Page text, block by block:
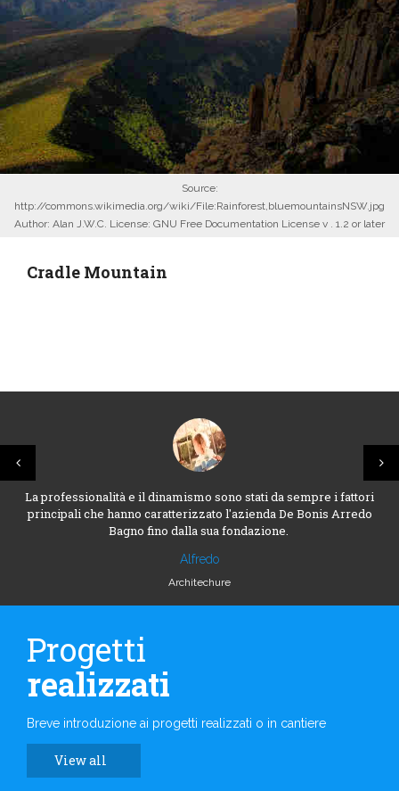
Source:
http://commons.wikimedia.org/wiki/File:Rainforest,bluemountainsNSW.jpg
Author: Alan J.W.C. License: GNU Free Documentation License v . 1.2 or later
Cradle Mountain
La professionalità e il dinamismo sono stati da sempre i fattori
principali che hanno caratterizzato l'azienda De Bonis Arredo
Bagno fino dalla sua fondazione.
Alfredo
Architechure
Progetti
realizzati
Breve introduzione ai progetti realizzati o in cantiere
View all